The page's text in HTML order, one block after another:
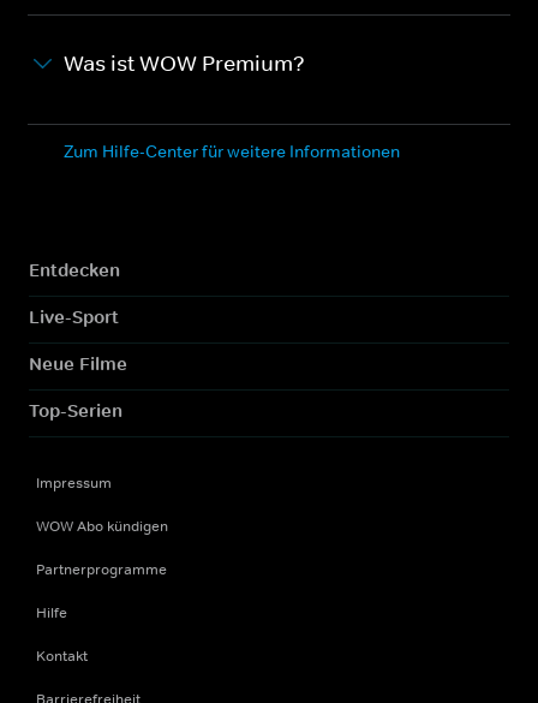
Was ist WOW Premium?
Zum Hilfe-Center für weitere Informationen
Entdecken
Live-Sport
Neue Filme
Top-Serien
Impressum
WOW Abo kündigen
Partnerprogramme
Hilfe
Kontakt